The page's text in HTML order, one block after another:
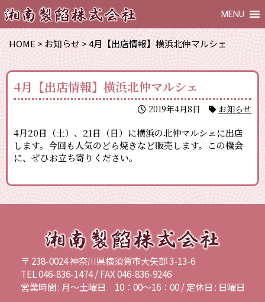
MENU
HOME> お知らせ >4月【出店情報】横浜北仲マルシェ
4月【出店情報】横浜北仲マルシェ
2019年4月8日 お知らせ
4月20日（土）、21日（日）に横浜の北仲マルシェに出店
します。今回も人気のどら焼きなど販売します。この機会
に、ぜひお立ち寄りください。
〒 238-0024 神奈川県横須賀市大矢部 3-13-6
TEL 046-836-1474 / FAX 046-836-9246
営業時間 : 月～土曜日 10：00～16：00 / 定休日 : 日曜日